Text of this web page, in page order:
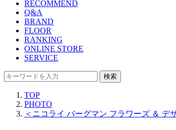
RECOMMEND
Q&A
BRAND
FLOOR
RANKING
ONLINE STORE
SERVICE
検索
TOP
PHOTO
＜ニコライ バーグマン フラワーズ ＆ デ